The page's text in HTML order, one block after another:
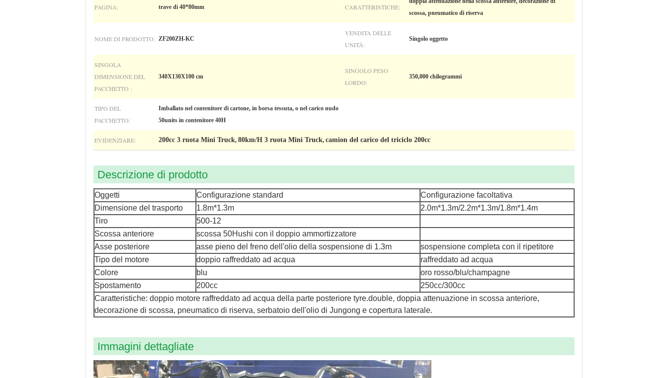
PAGINA: trave di 40*80mm CARATTERISTICHE:
scossa, pneumatico di riserva
NOME DI PRODOTTO: ZF200ZH-KC
VENDITA DELLE
UNITÀ:
Singolo oggetto
SINGOLA
DIMENSIONE DEL
PACCHETTO :
340X130X100 cm
SINGOLO PESO
LORDO:
350,000 chilogrammi
TIPO DEL
PACCHETTO:
Imballato nel contenitore di cartone, in borsa tessuta, o nel carico nudo
50units in contenitore 40H
EVIDENZIARE: 200cc 3 ruota Mini Truck, 80km/H 3 ruota Mini Truck, camion del carico del triciclo 200cc
Descrizione di prodotto
Oggetti Configurazione standard
Configurazione facoltativa
Dimensione del trasporto
1.8m*1.3m
2.0m*1.3m/2.2m*1.3m/1.8m*1.4m
Tiro
500-12
Scossa anteriore
scossa 50Hushi con il doppio ammortizzatore
Asse posteriore
asse pieno del freno dell'olio della sospensione di 1.3m
sospensione completa con il ripetitore
Tipo del motore
doppio raffreddato ad acqua
raffreddato ad acqua
Colore
blu
oro rosso/blu/champagne
Spostamento
200cc
250cc/300cc
Caratteristiche: doppio motore raffreddato ad acqua della parte posteriore tyre.double, doppia attenuazione in scossa anteriore,
decorazione di scossa, pneumatico di riserva, serbatoio dell'olio di Jungong e copertura laterale.
Immagini dettagliate